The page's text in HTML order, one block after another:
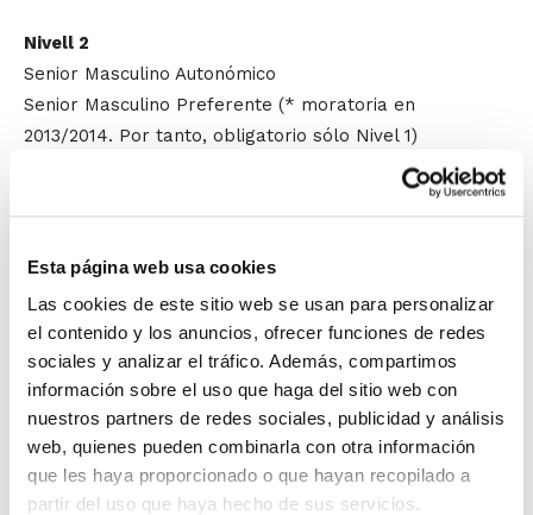
Esta página web usa cookies
Las cookies de este sitio web se usan para personalizar
el contenido y los anuncios, ofrecer funciones de redes
sociales y analizar el tráfico. Además, compartimos
información sobre el uso que haga del sitio web con
nuestros partners de redes sociales, publicidad y análisis
web, quienes pueden combinarla con otra información
que les haya proporcionado o que hayan recopilado a
partir del uso que haya hecho de sus servicios.
Nivell 2
Senior Masculino Autonómico
Senior Masculino Preferente (* moratoria en
2013/2014. Por tanto, obligatorio sólo Nivel 1)
Senior Femenino Autonómico/Preferente
Junior Femenino Preferente/Zonal
Senior Masculino 1ª Zonal
Júnior Masculí Preferent
Junior Masculino 1ª Zonal